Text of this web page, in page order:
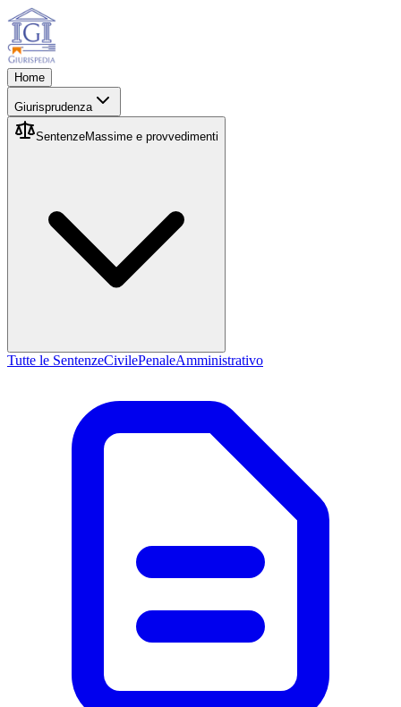
Home
Giurisprudenza
SentenzeMassime e provvedimenti
Tutte le SentenzeCivilePenaleAmministrativo